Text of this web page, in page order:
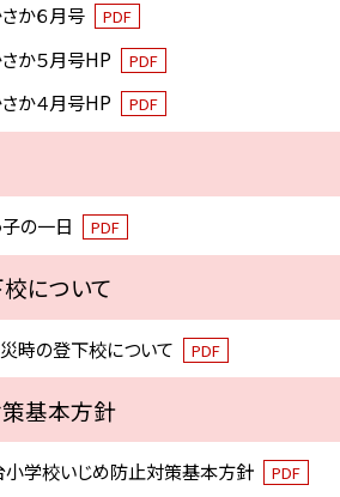
か６月号 PDF
か５月号HP PDF
か４月号HP PDF
の一日 PDF
について
時の登下校について PDF
基本方針
学校いじめ防止対策基本方針 PDF